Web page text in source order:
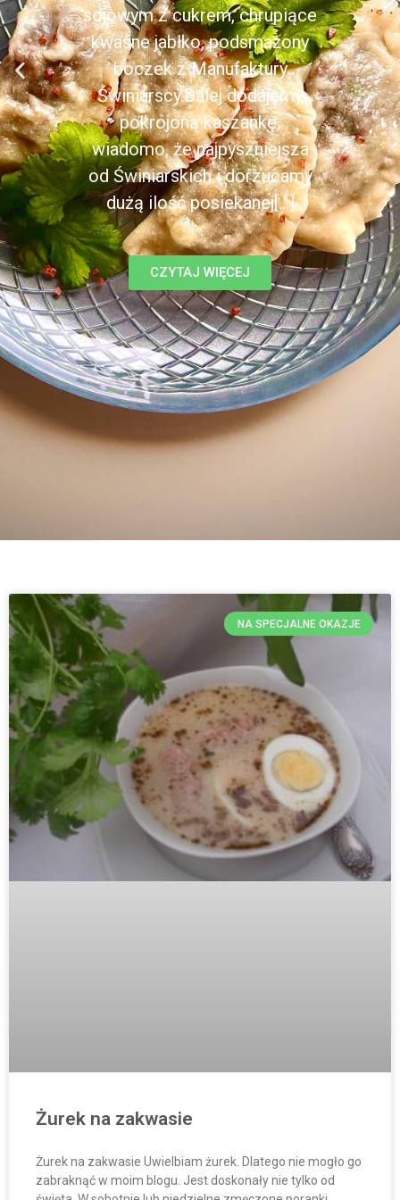
sojowym z cukrem, chrupiące
kwaśne jabłko, podsmażony
boczek z Manufaktury
Świniarscy.Dalej dodajemy
pokrojoną kaszankę,
wiadomo, że najpyszniejsza
od Świniarskich i dorzucamy
dużą ilość posiekanej[...]
CZYTAJ WIĘCEJ
NA SPECJALNE OKAZJE
Żurek na zakwasie
Żurek na zakwasie Uwielbiam żurek. Dlatego nie mogło go
zabraknąć w moim blogu. Jest doskonały nie tylko od